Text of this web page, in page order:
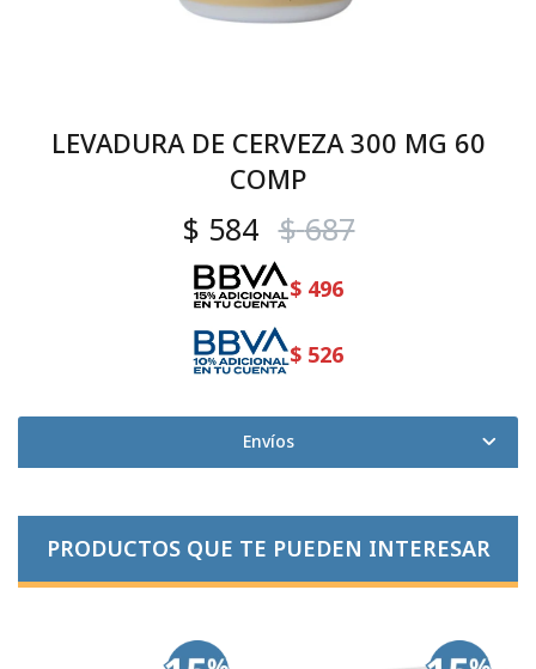
LEVADURA DE CERVEZA 300 MG 60
COMP
$ 584 $ 687
$ 496
$ 526
Envíos
PRODUCTOS QUE TE PUEDEN INTERESAR